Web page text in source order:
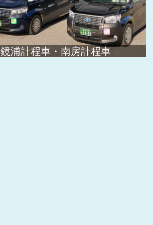
鏡浦計程車・南房計程車